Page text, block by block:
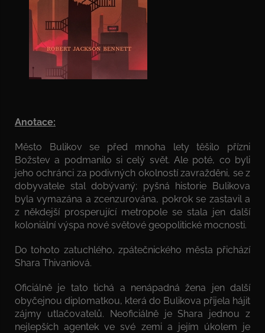
Anotace:
Město Bulikov se před mnoha lety těšilo přízni
Božstev a podmanilo si celý svět. Ale poté, co byli
jeho ochránci za podivných okolností zavražděni, se z
dobyvatele stal dobývaný; pyšná historie Bulikova
byla vymazána a zcenzurována, pokrok se zastavil a
z někdejší prosperující metropole se stala jen další
koloniální výspa nové světové geopolitické mocnosti.
Do tohoto zatuchlého, zpátečnického města přichází
Shara Thivaniová.
Oficiálně je tato tichá a nenápadná žena jen další
obyčejnou diplomatkou, která do Bulikova přijela hájit
zájmy utlačovatelů. Neoficiálně je Shara jednou z
nejlepších agentek ve své zemi a jejím úkolem je